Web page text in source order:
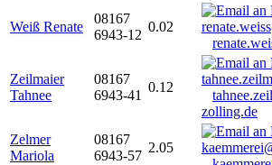
Weiß Renate
08167
6943-12
0.02
Zeilmaier
Tahnee
08167
6943-41
0.12
zolling.de
Zelmer
Mariola
08167
6943-57
2.05